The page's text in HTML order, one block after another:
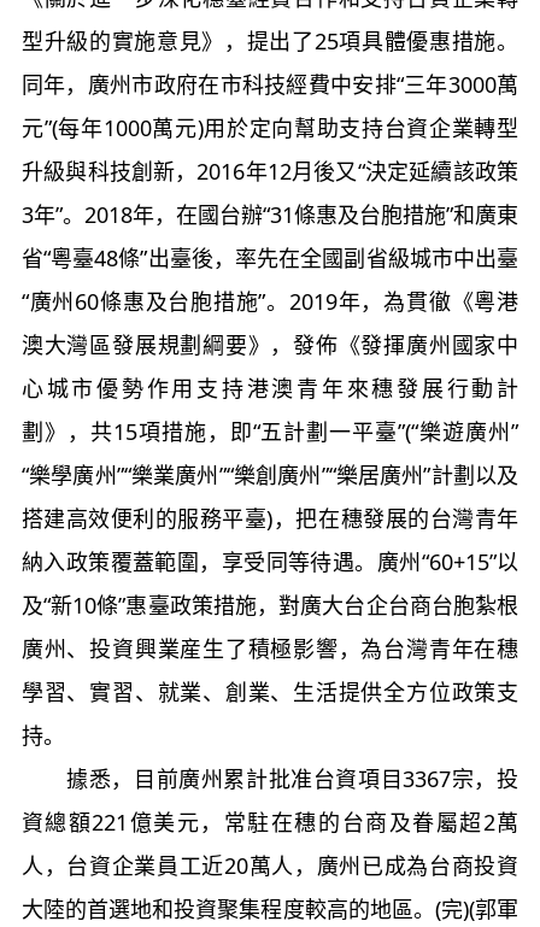
型升級的實施意見》，提出了25項具體優惠措施。
同年，廣州市政府在市科技經費中安排“三年3000萬
元”(每年1000萬元)用於定向幫助支持台資企業轉型
升級與科技創新，2016年12月後又“決定延續該政策
3年”。2018年，在國台辦“31條惠及台胞措施”和廣東
省“粵臺48條”出臺後，率先在全國副省級城市中出臺
“廣州60條惠及台胞措施”。2019年，為貫徹《粵港
澳大灣區發展規劃綱要》，發佈《發揮廣州國家中
心城市優勢作用支持港澳青年來穗發展行動計
劃》，共15項措施，即“五計劃一平臺”(“樂遊廣州”
“樂學廣州”“樂業廣州”“樂創廣州”“樂居廣州”計劃以及
搭建高效便利的服務平臺)，把在穗發展的台灣青年
納入政策覆蓋範圍，享受同等待遇。廣州“60+15”以
及“新10條”惠臺政策措施，對廣大台企台商台胞紮根
廣州、投資興業産生了積極影響，為台灣青年在穗
學習、實習、就業、創業、生活提供全方位政策支
持。
據悉，目前廣州累計批准台資項目3367宗，投
資總額221億美元，常駐在穗的台商及眷屬超2萬
人，台資企業員工近20萬人，廣州已成為台商投資
大陸的首選地和投資聚集程度較高的地區。(完)(郭軍